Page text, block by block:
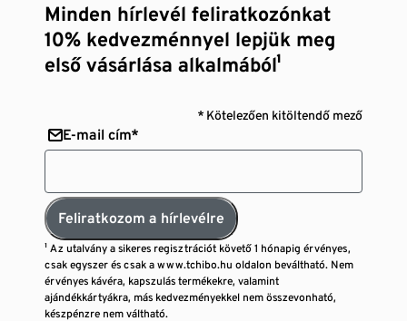
Minden hírlevél feliratkozónkat
10% kedvezménnyel lepjük meg
első vásárlása alkalmából¹
* Kötelezően kitöltendő mező
E-mail cím*
Feliratkozom a hírlevélre
¹ Az utalvány a sikeres regisztrációt követő 1 hónapig érvényes,
csak egyszer és csak a www.tchibo.hu oldalon beváltható. Nem
érvényes kávéra, kapszulás termékekre, valamint
ajándékkártyákra, más kedvezményekkel nem összevonható,
készpénzre nem váltható.